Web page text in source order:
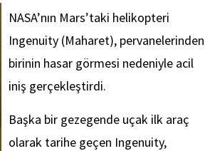
NASA’nın Mars’taki helikopteri
Ingenuity (Maharet), pervanelerinden
birinin hasar görmesi nedeniyle acil
iniş gerçekleştirdi.
Başka bir gezegende uçak ilk araç
olarak tarihe geçen Ingenuity,